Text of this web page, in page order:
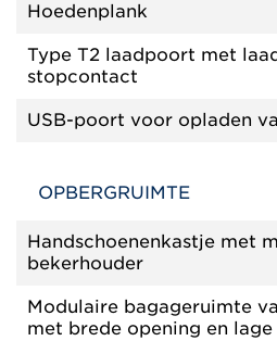
Hoedenplank
Type T2 laadpoort met
stopcontact
USB-poort voor opladen
OPBERGRUIMTE
Handschoenenkastje met
bekerhouder
Modulaire bagageruimte
met brede opening en lage